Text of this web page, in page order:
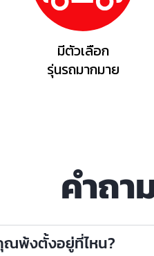
มีตัวเลือก
รุ่นรถมากมาย
คำถ
ณพ้งตั้งอยู่ที่ไหน?